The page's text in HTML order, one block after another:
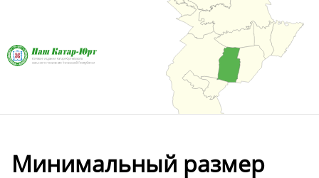
Минимальный размер